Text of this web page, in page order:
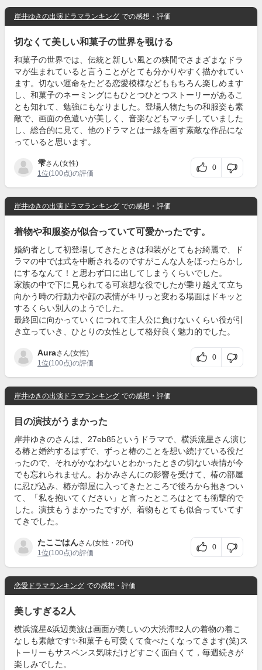
岸井ゆきの出演ドラマランキング での感想・評価
切なくて美しい和菓子の世界を覗ける
和菓子の世界では、伝統と新しい風との狭間でさまざまなドラ
マが生まれていると言うことがとても分かりやすく描かれてい
ます。切ない運命をたどる恋愛模様などももちろん楽しめます
し、和菓子のネーミングにもひとつひとつストーリーがあるこ
とも知れて、勉強にもなりました。登場人物たちの和服姿も素
敵で、画面の色遣いが美しく、音楽などもマッチしていました
し、総合的に見て、他のドラマとは一線を画す素敵な作品にな
っていると思います。
雫さん(女性)
1位(100点)の評価
0
岸井ゆきの出演ドラマランキング での感想・評価
着物や和服姿が似合っていて可愛かったです。
婚約者として初登場してきたときは和装がとてもお綺麗で、ド
ラマの中では式を中断されるのですがこんな人をほったらかし
にするなんて！と思わず口に出してしまうくらいでした。
家族の中で下に見られてる可哀想な役でしたが乗り越えて立ち
向かう時の行動力や顔の表情がキリっと変わる場面はドキッと
するくらい別人のようでした。
最終回に向かっていくにつれて主人公に負けないくらい役が引
き立っていき、ひとりの女性として格好良く魅力的でした。
Auraさん(女性)
1位(100点)の評価
0
岸井ゆきの出演ドラマランキング での感想・評価
目の演技がうまかった
岸井ゆきのさんは、27eb85というドラマで、横浜流星さん演じ
る椿と婚約するはずで、ずっと椿のことを想い続けている役だ
ったので、それがかなわないとわかったときの切ない表情が今
でも忘れられません。おかみさんにの影響を受けて、椿の部屋
に忍び込み、椿が部屋に入ってきたところで後ろから抱きつい
て、「私を抱いてください」と言ったところはとても衝撃的で
した。演技もうまかったですが、着物もとても似合っていてす
てきでした。
たこごはんさん(女性・20代)
1位(100点)の評価
0
恋愛ドラマランキング での感想・評価
美しすぎる2人
横浜流星&浜辺美波は画面が美しいの大渋滞‼︎2人の着物の着こ
なしも素敵です✨和菓子も可愛くて食べたくなってきます(笑)ス
トーリーもサスペンス気味だけどすごく面白くて，毎週続きが
楽しみでした。